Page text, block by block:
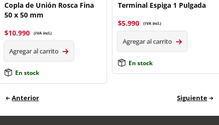
Copla de Unión Rosca Fina
50 x 50 mm
$10.990 (IVA incl.)
Agregar al carrito
En stock
Terminal Espiga 1 Pulgada
$5.990 (IVA incl.)
Agregar al carrito
En stock
Anterior Siguiente